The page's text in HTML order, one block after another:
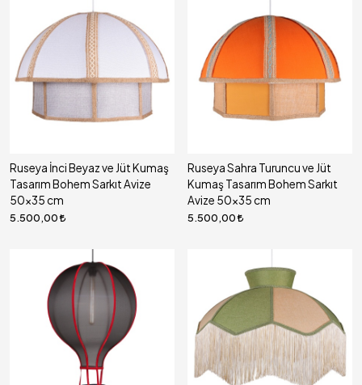
Ruseya İnci Beyaz ve Jüt Kumaş
Tasarım Bohem Sarkıt Avize
50x35 cm
5.500,00
Ruseya Sahra Turuncu ve Jüt
Kumaş Tasarım Bohem Sarkıt
Avize 50x35 cm
5.500,00